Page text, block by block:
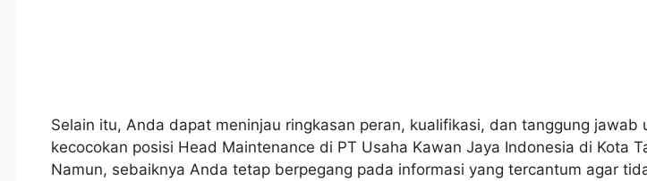
Selain itu, Anda dapat meninjau ringkasan peran, kualifikasi, dan tanggung jawab
kecocokan posisi Head Maintenance di PT Usaha Kawan Jaya Indonesia di Kota
Namun, sebaiknya Anda tetap berpegang pada informasi yang tercantum agar